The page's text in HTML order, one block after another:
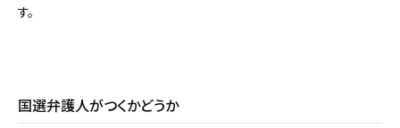
す。
国選弁護人がつくかどうか